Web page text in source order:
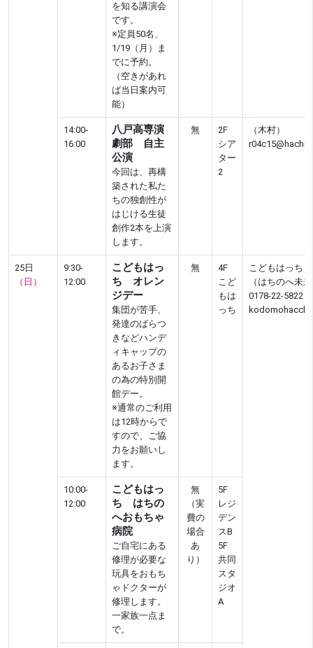
を知る講演会
です。
※定員50名、
1/19（月）ま
でに予約。
（空きがあれ
ば当日案内可
能）
14:00-
16:00
八戸高専演
劇部 自主
公演
今回は、再構
築された私た
ちの独創性が
はじける生徒
創作2本を上演
します。
無
2F
シア
ター
2
（木村）
25日
（日）
9:30-
12:00
こどもはっ
ち オレン
ジデー
集団が苦手、
発達のばらつ
きなどハンデ
ィキャップの
あるお子さま
の為の特別開
館デー。
※通常のご利用
は12時からで
すので、ご協
力をお願いし
ます。
無
4F
こど
もは
っち
こどもはっち
（はちのへ未
0178-22-5822
10:00-
12:00
こどもはっ
ち はちの
へおもちゃ
病院
ご自宅にある
修理が必要な
玩具をおもち
ゃドクターが
修理します。
一家族一点ま
で。
無
（実
費の
場合
あ
り）
5F
レジ
デン
スB
5F
共同
スタ
ジオ
A